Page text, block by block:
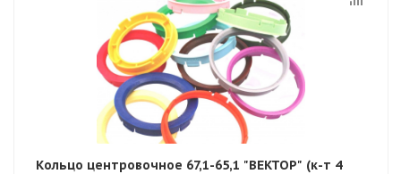
Кольцо центровочное 67,1-65,1 "ВЕКТОР" (к-т 4